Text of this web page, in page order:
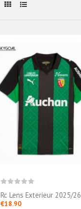
Rc Lens Exterieur 2025/26
€18.90